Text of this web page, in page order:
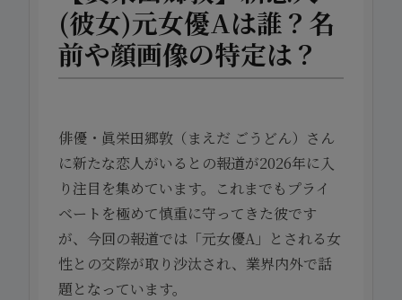
(彼女)元女優Aは誰？名
前や顔画像の特定は？
俳優・眞栄田郷敦（まえだ ごうどん）さん
に新たな恋人がいるとの報道が2026年に入
り注目を集めています。これまでもプライ
ベートを極めて慎重に守ってきた彼です
が、今回の報道では「元女優A」とされる女
性との交際が取り沙汰され、業界内外で話
題となっています。